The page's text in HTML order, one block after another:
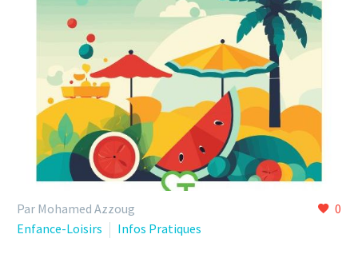
0
Par Mohamed Azzoug
Enfance-Loisirs
Infos Pratiques